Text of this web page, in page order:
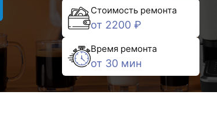
Стоимость ремонта
от 2200 ₽
Время ремонта
от 30 мин